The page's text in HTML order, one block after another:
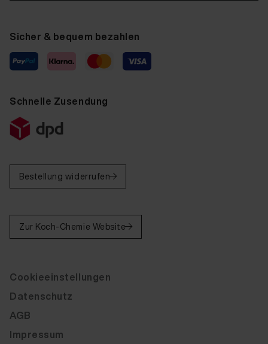
Sicher & bequem bezahlen
Schnelle Zusendung
Bestellung widerrufen
Zur Koch-Chemie Website
Cookieeinstellungen
Datenschutz
AGB
Impressum